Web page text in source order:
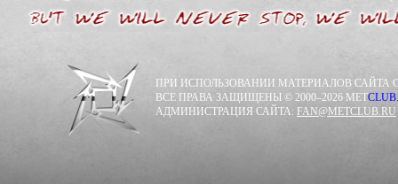
ПРИ ИСПОЛЬЗОВАНИИ МАТЕРИАЛОВ САЙТА
ВСЕ ПРАВА ЗАЩИЩЕНЫ © 2000–2026 METCLUB.
АДМИНИСТРАЦИЯ САЙТА: FAN@METCLUB.RU